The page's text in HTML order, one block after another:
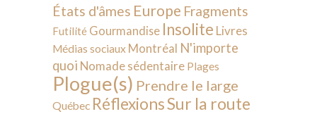
États d'âmes Europe Fragments
Futilité Gourmandise Insolite Livres
Médias sociaux Montréal N'importe
quoi Nomade sédentaire Plages
Plogue(s) Prendre le large
Québec RéflexionsSur la route